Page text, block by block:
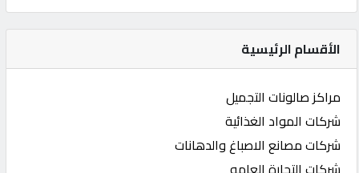
الأقسام الرئيسية
مراكز صالونات التجميل
شركات المواد الغذائية
شركات مصانع الاصباغ والدهانات